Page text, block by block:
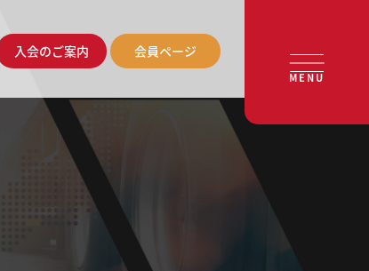
入会のご案内 会員ページ
MENU